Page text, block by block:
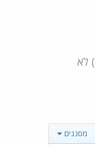
מותר לפרסם בפורום גם הצעות עבודה רלוונטיות לתחום, אולם אנא קחו בחשבון שהודעות בנוגע למשחקי פירמידה ו/או לשיווק רב שכבתי (שר"ש, MLM) לא
מסננים